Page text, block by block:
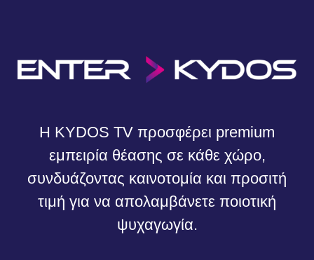
Η KYDOS TV προσφέρει premium
εμπειρία θέασης σε κάθε χώρο,
συνδυάζοντας καινοτομία και προσιτή
τιμή για να απολαμβάνετε ποιοτική
ψυχαγωγία.